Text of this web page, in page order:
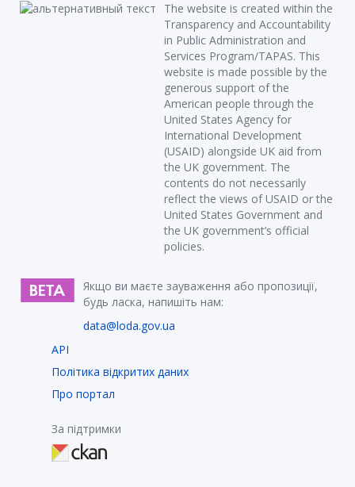
The website is created within the
Transparency and Accountability
in Public Administration and
Services Program/TAPAS. This
website is made possible by the
generous support of the
American people through the
United States Agency for
International Development
(USAID) alongside UK aid from
the UK government. The
contents do not necessarily
reflect the views of USAID or the
United States Government and
the UK government’s official
policies.
Якщо ви маєте зауваження або пропозиції,
будь ласка, напишіть нам:
data@loda.gov.ua
API
Політика відкритих даних
Про портал
За підтримки